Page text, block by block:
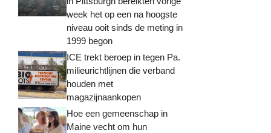
week het op een na hoogste
niveau ooit sinds de meting in
1999 begon
ICE trekt beroep in tegen Pa.
milieurichtlijnen die verband
houden met
magazijnaankopen
Hoe een gemeenschap in
Maine vecht om hun